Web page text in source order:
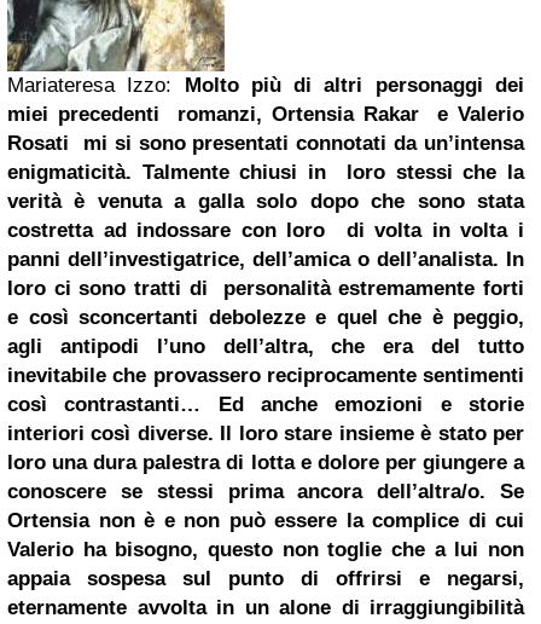
Mariateresa Izzo:
Molto più di altri personaggi dei
miei precedenti romanzi, Ortensia Rakar e Valerio
Rosati mi si sono presentati connotati da un’intensa
enigmaticità. Talmente chiusi in loro stessi che la
verità è venuta a galla solo dopo che sono stata
costretta ad indossare con loro di volta in volta i
panni dell’investigatrice, dell’amica o dell’analista. In
loro ci sono tratti di personalità estremamente forti
e così sconcertanti debolezze e quel che è peggio,
agli antipodi l’uno dell’altra, che era del tutto
inevitabile che provassero reciprocamente sentimenti
così contrastanti… Ed anche emozioni e storie
interiori così diverse. Il loro stare insieme è stato per
loro una dura palestra di lotta e dolore per giungere a
conoscere se stessi prima ancora dell’altra/o. Se
Ortensia non è e non può essere la complice di cui
Valerio ha bisogno, questo non toglie che a lui non
appaia sospesa sul punto di offrirsi e negarsi,
eternamente avvolta in un alone di irraggiungibilità